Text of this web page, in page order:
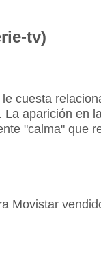
tv)
cuesta
La aparición en
"calma" que
Movistar